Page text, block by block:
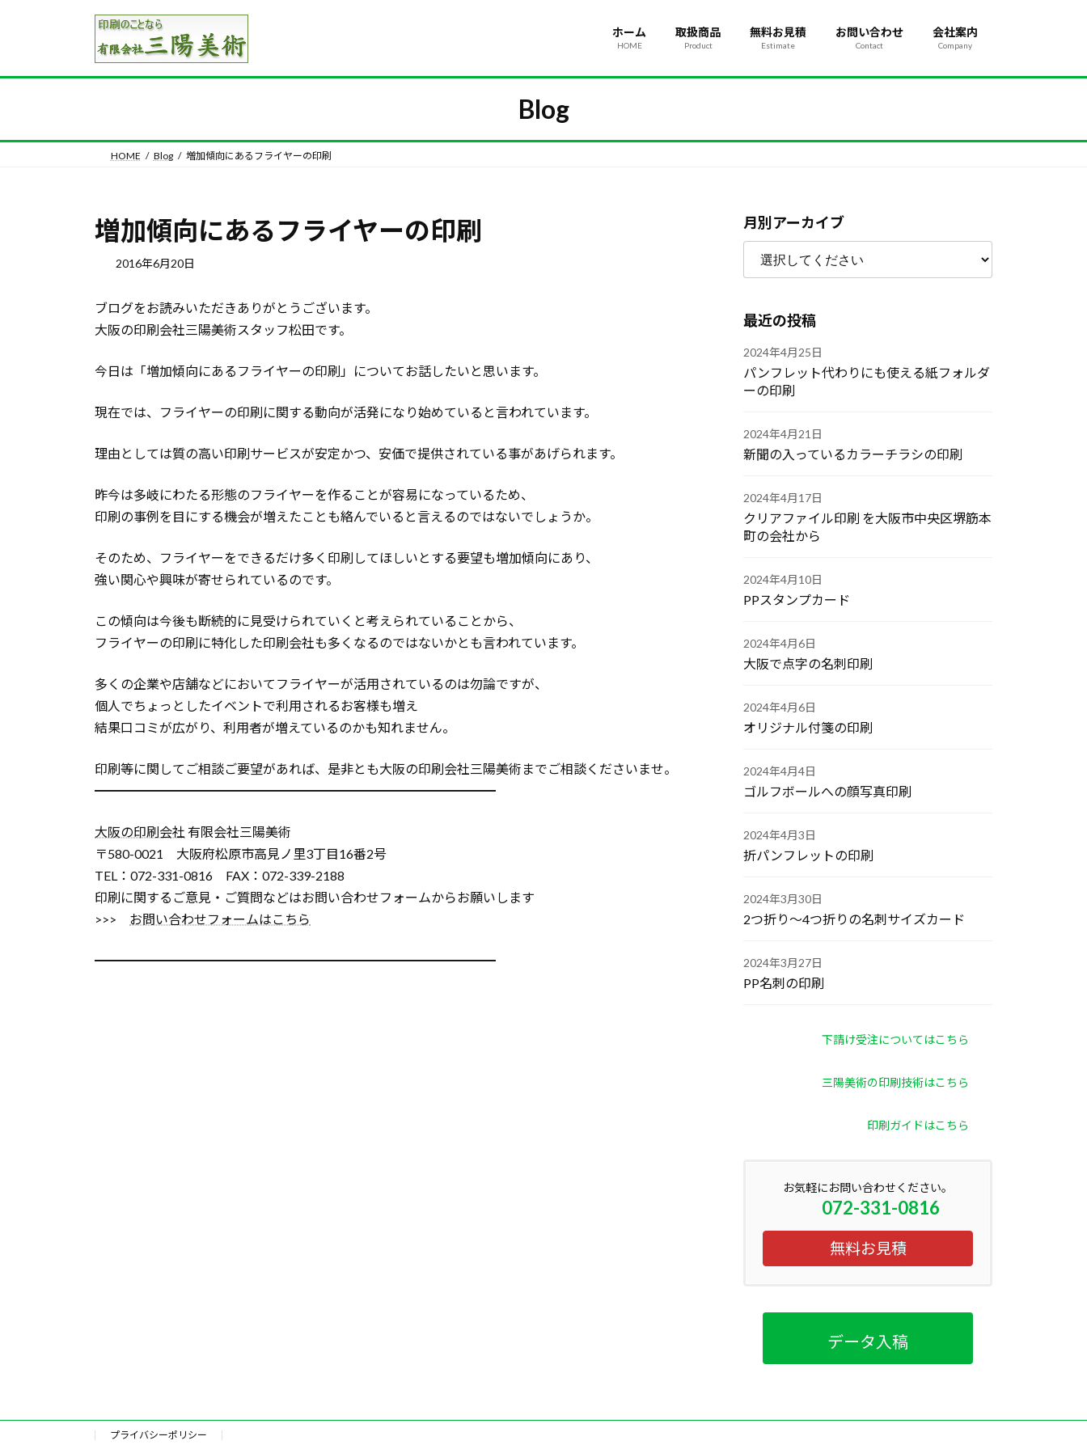
キ
に
ホーム
HOME
取扱商品
Product
無料お見積
Estimate
お問い合わせ
Contact
会社案内
Company
Blog
HOME Blog 増加傾向にあるフライヤーの印刷
増加傾向にあるフライヤーの印刷
2016年6月20日
ブログをお読みいただきありがとうございます。
大阪の印刷会社三陽美術スタッフ松田です。
今日は「増加傾向にあるフライヤーの印刷」についてお話したいと思います。
現在では、フライヤーの印刷に関する動向が活発になり始めていると言われています。
理由としては質の高い印刷サービスが安定かつ、安価で提供されている事があげられます。
昨今は多岐にわたる形態のフライヤーを作ることが容易になっているため、
印刷の事例を目にする機会が増えたことも絡んでいると言えるのではないでしょうか。
そのため、フライヤーをできるだけ多く印刷してほしいとする要望も増加傾向にあり、
強い関心や興味が寄せられているのです。
この傾向は今後も断続的に見受けられていくと考えられていることから、
フライヤーの印刷に特化した印刷会社も多くなるのではないかとも言われています。
多くの企業や店舗などにおいてフライヤーが活用されているのは勿論ですが、
個人でちょっとしたイベントで利用されるお客様も増え
結果口コミが広がり、利用者が増えているのかも知れません。
印刷等に関してご相談ご要望があれば、是非とも大阪の印刷会社三陽美術までご相談くださいませ。
━━━━━━━━━━━━━━━━━━━━━━━━━━━━━━━
大阪の印刷会社 有限会社三陽美術
〒580-0021 大阪府松原市高見ノ里3丁目16番2号
TEL：072-331-0816 FAX：072-339-2188
印刷に関するご意見・ご質問などはお問い合わせフォームからお願いします
>>> お問い合わせフォームはこちら
━━━━━━━━━━━━━━━━━━━━━━━━━━━━━━━
月別アーカイブ
最近の投稿
2024年4月25日
パンフレット代わりにも使える紙フォルダ
ーの印刷
2024年4月21日
新聞の入っているカラーチラシの印刷
2024年4月17日
クリアファイル印刷 を大阪市中央区堺筋本
町の会社から
2024年4月10日
PPスタンプカード
2024年4月6日
大阪で点字の名刺印刷
2024年4月6日
オリジナル付箋の印刷
2024年4月4日
ゴルフボールへの顔写真印刷
2024年4月3日
折パンフレットの印刷
2024年3月30日
2つ折り～4つ折りの名刺サイズカード
2024年3月27日
PP名刺の印刷
下請け受注についてはこちら
三陽美術の印刷技術はこちら
印刷ガイドはこちら
お気軽にお問い合わせください。
072-331-0816
無料お見積
データ入稿
プライバシーポリシー